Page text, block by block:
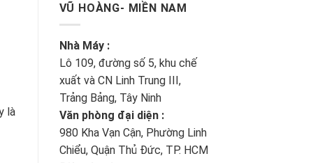
là
VŨ HOÀNG- MIỀN NAM
Nhà Máy :
Lô 109, đường số 5, khu chế
xuất và CN Linh Trung III,
Trảng Bảng, Tây Ninh
Văn phòng đại diện :
980 Kha Vạn Cận, Phường Linh
Chiểu, Quận Thủ Đức, TP. HCM